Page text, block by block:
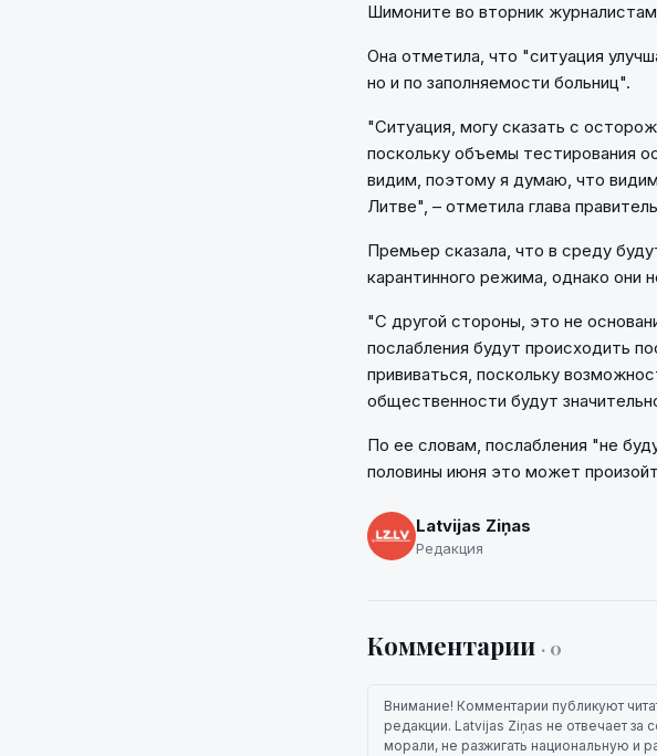
Шимоните во вторник
Она отметила, что "ситуация
но и по заполняемости больниц".
"Ситуация, могу сказать с
поскольку объемы тестирования
видим, поэтому я думаю, что
Литве", – отметила глава
Премьер сказала, что в среду
карантинного режима, однако они
"С другой стороны, это не
послабления будут происходить
прививаться, поскольку
общественности будут
По ее словам, послабления "не
половины июня это может
Latvijas Ziņas
Редакция
Комментарии · 0
Внимание! Комментарии публикуют
редакции. Latvijas Ziņas не отвечает
морали, не разжигать национальную и